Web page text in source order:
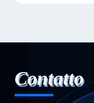
Contatto